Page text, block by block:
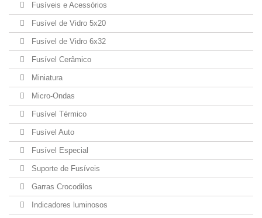
Fusíveis e Acessórios
Fusível de Vidro 5x20
Fusível de Vidro 6x32
Fusível Cerâmico
Miniatura
Micro-Ondas
Fusível Térmico
Fusível Auto
Fusível Especial
Suporte de Fusíveis
Garras Crocodilos
Indicadores luminosos